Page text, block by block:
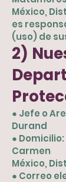
México,
es
(uso) de
2)
● Jefe o
Durand
●
Carmen
México,
● Correo